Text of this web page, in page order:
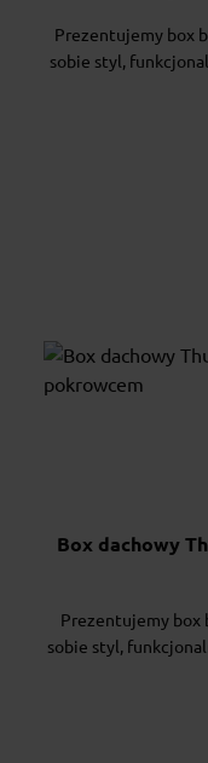
Prezentujemy box
sobie styl,
Box dachowy
Prezentujemy box
sobie styl,